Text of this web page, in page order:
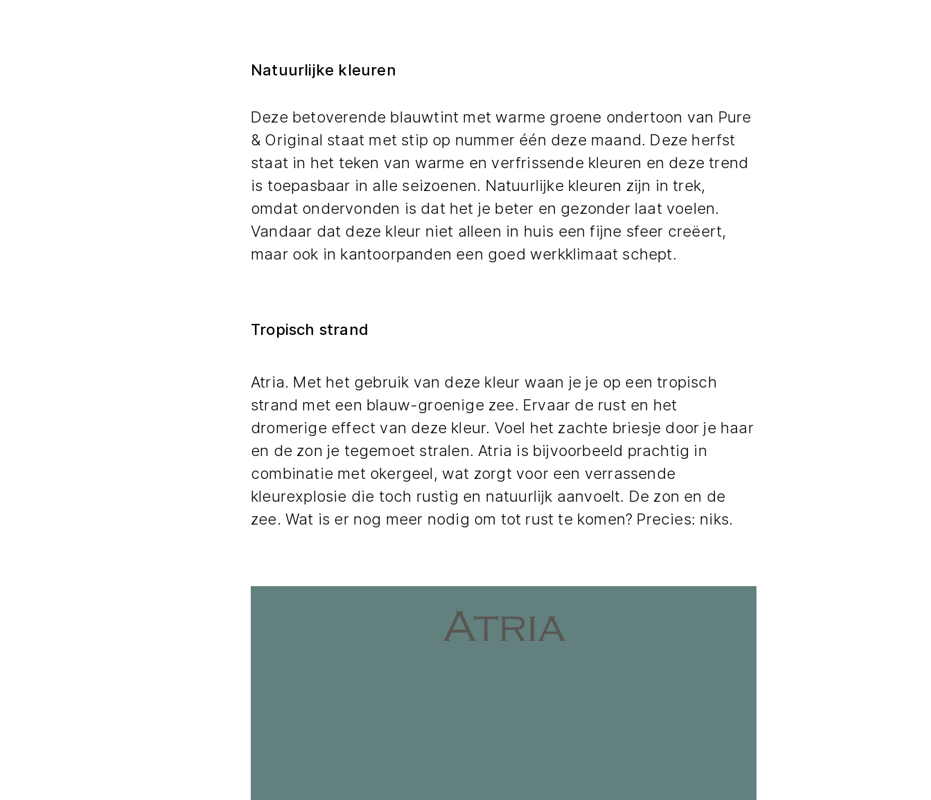
Natuurlijke kleuren
Deze betoverende blauwtint met warme groene ondertoon van Pure
& Original staat met stip op nummer één deze maand. Deze herfst
staat in het teken van warme en verfrissende kleuren en deze trend
is toepasbaar in alle seizoenen. Natuurlijke kleuren zijn in trek,
omdat ondervonden is dat het je beter en gezonder laat voelen.
Vandaar dat deze kleur niet alleen in huis een fijne sfeer creëert,
maar ook in kantoorpanden een goed werkklimaat schept.
Tropisch strand
Atria. Met het gebruik van deze kleur waan je je op een tropisch
strand met een blauw-groenige zee. Ervaar de rust en het
dromerige effect van deze kleur. Voel het zachte briesje door je haar
en de zon je tegemoet stralen. Atria is bijvoorbeeld prachtig in
combinatie met okergeel, wat zorgt voor een verrassende
kleurexplosie die toch rustig en natuurlijk aanvoelt. De zon en de
zee. Wat is er nog meer nodig om tot rust te komen? Precies: niks.